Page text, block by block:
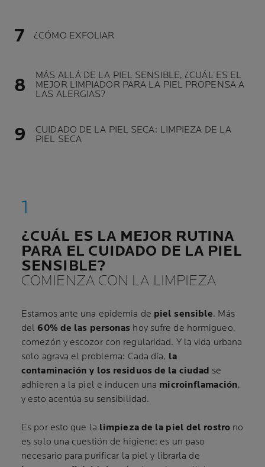
¿CÓMO EXFOLIAR
MÁS ALLÁ DE LA PIEL SENSIBLE, ¿CUÁL ES EL
MEJOR LIMPIADOR PARA LA PIEL PROPENSA A
LAS ALERGIAS?
CUIDADO DE LA PIEL SECA: LIMPIEZA DE LA
PIEL SECA
¿CUÁL ES LA MEJOR RUTINA
PARA EL CUIDADO DE LA PIEL
SENSIBLE?
COMIENZA CON LA LIMPIEZA
Estamos ante una epidemia de piel sensible. Más
del 60% de las personas hoy sufre de hormigueo,
comezón y escozor con regularidad. Y la vida urbana
solo agrava el problema: Cada día, la
contaminación y los residuos de la ciudad se
adhieren a la piel e inducen una microinflamación,
y esto acentúa su sensibilidad.
Es por esto que la limpieza de la piel del rostrono
es solo una cuestión de higiene; es un paso
necesario para purificar la piel y librarla de